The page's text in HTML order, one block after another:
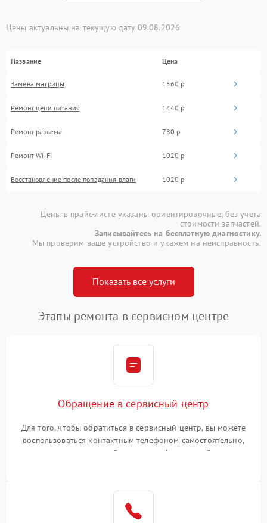
Цены актуальны на текущую дату 09.08.2026
Название Цена
Замена матрицы 1560 р
Ремонт цепи питания 1440 р
Ремонт разъема 780 р
Ремонт Wi-Fi 1020 р
Восстановление после попадания влаги 1020 р
Цены в прайс-листе указаны ориентировочные, без учета
стоимости запчастей.
Записывайтесь на бесплатную диагностику.
Мы проверим ваше устройство и укажем на неисправность.
Показать все услуги
Этапы ремонта в сервисном центре
Обращение в сервисный центр
Для того, чтобы обратиться в сервисный центр, вы можете
воспользоваться контактным телефоном самостоятельно,
или оставить свой номер телефона на сайте